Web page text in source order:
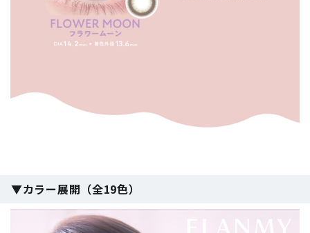
▼カラー展開（全19色）